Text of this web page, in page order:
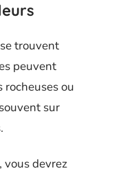
trouvent
peuvent
rocheuses ou
sur
vous devrez